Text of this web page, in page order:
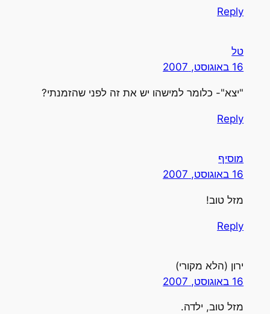
Reply
טל
16 באוגוסט, 2007
"יצא"- כלומר למישהו יש את זה לפני שהזמנתי?
Reply
מוסיף
16 באוגוסט, 2007
מזל טוב!
Reply
ירון (הלא מקורי)
16 באוגוסט, 2007
מזל טוב, ילדה.